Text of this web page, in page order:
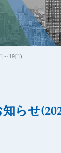
～19日)
らせ